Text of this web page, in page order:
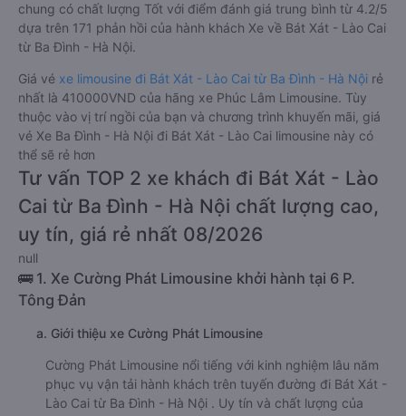
chung có chất lượng Tốt với điểm đánh giá trung bình từ 4.2/5
dựa trên 171 phản hồi của hành khách Xe về Bát Xát - Lào Cai
từ Ba Đình - Hà Nội.
Giá vé xe limousine đi Bát Xát - Lào Cai từ Ba Đình - Hà Nội rẻ
nhất là 410000VND của hãng xe Phúc Lâm Limousine. Tùy
thuộc vào vị trí ngồi của bạn và chương trình khuyến mãi, giá
vé Xe Ba Đình - Hà Nội đi Bát Xát - Lào Cai limousine này có
thể sẽ rẻ hơn
Tư vấn TOP 2 xe khách đi Bát Xát - Lào
Cai từ Ba Đình - Hà Nội chất lượng cao,
uy tín, giá rẻ nhất 08/2026
null
🚌 1. Xe Cường Phát Limousine khởi hành tại 6 P.
Tông Đản
a. Giới thiệu xe Cường Phát Limousine
Cường Phát Limousine nổi tiếng với kinh nghiệm lâu năm
phục vụ vận tải hành khách trên tuyến đường đi Bát Xát -
Lào Cai từ Ba Đình - Hà Nội . Uy tín và chất lượng của